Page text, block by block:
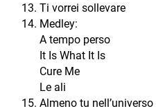
Ti vorrei sollevare
Medley:
A tempo perso
It Is What It Is
Cure Me
Le ali
Almeno tu nell’universo